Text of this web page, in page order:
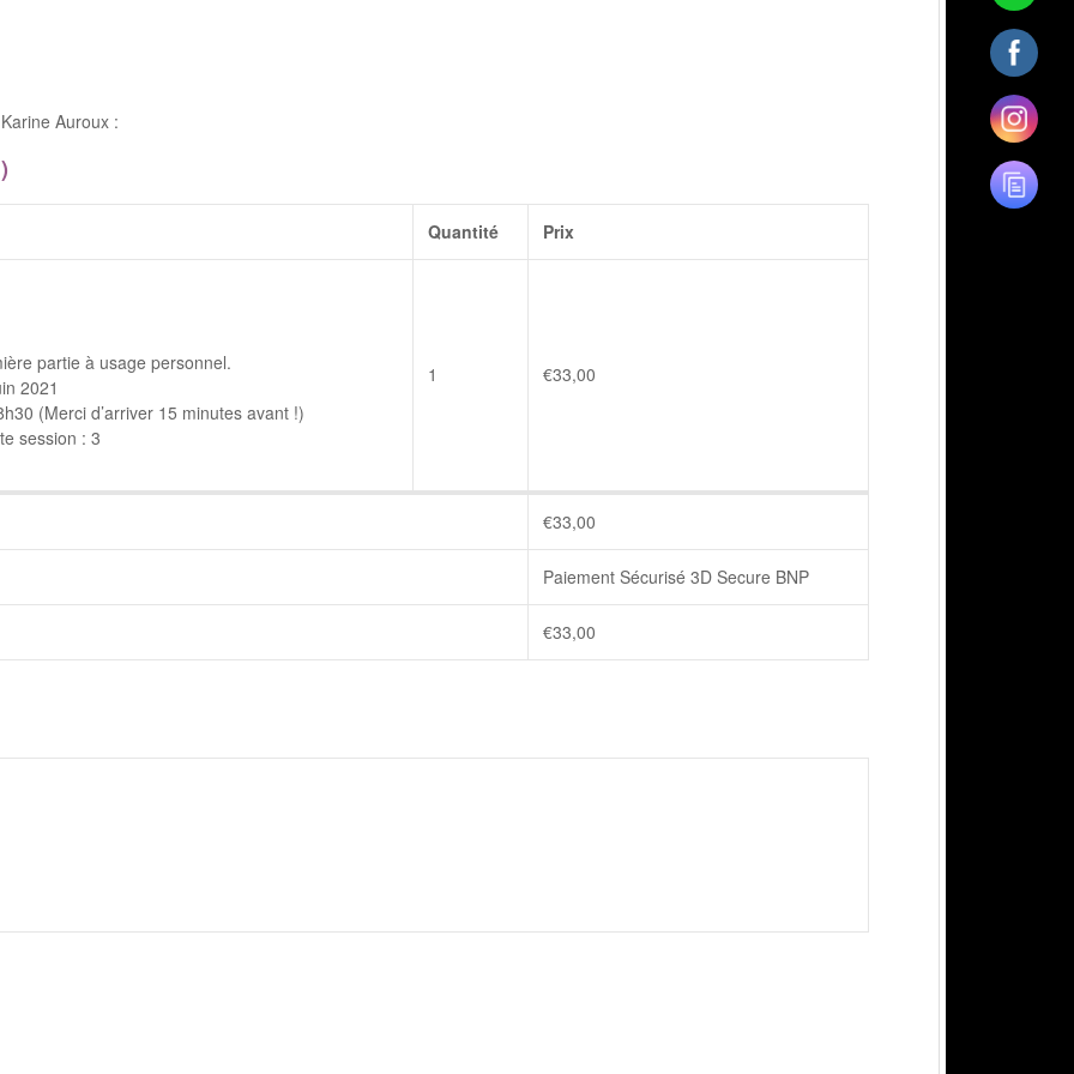
Auroux :
Quantité Prix
partie à usage personnel.
2021
(Merci d’arriver 15 minutes avant !)
session : 3
1 €33,00
€33,00
Paiement Sécurisé 3D Secure BNP
€33,00